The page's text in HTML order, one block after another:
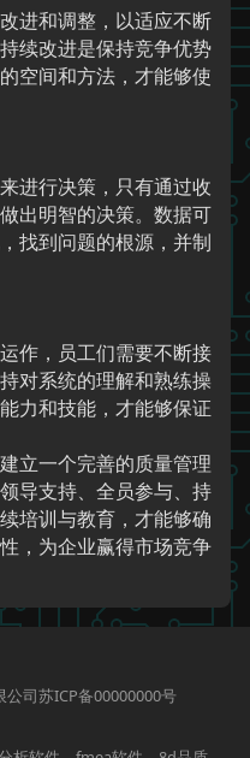
进和调整，以适应不断
续改进是保持竞争优势
空间和方法，才能够使
进行决策，只有通过收
出明智的决策。数据可
找到问题的根源，并制
作，员工们需要不断接
对系统的理解和熟练操
力和技能，才能够保证
立一个完善的质量管理
导支持、全员参与、持
培训与教育，才能够确
，为企业赢得市场竞争
司苏ICP备00000000号